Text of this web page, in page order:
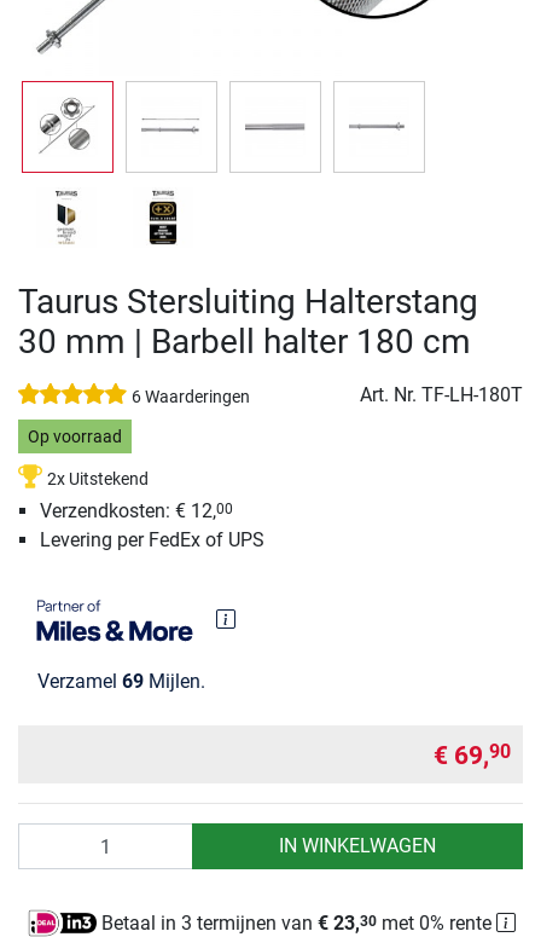
Taurus Stersluiting Halterstang
30 mm | Barbell halter 180 cm
6 Waarderingen Art. Nr. TF-LH-180T
Op voorraad
2x Uitstekend
Verzendkosten: € 12,00
Levering per FedEx of UPS
Verzamel 69 Mijlen.
€ 69,90
IN WINKELWAGEN
Betaal in 3 termijnen van € 23,30met 0% rente